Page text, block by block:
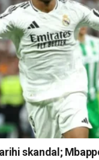
skandal;